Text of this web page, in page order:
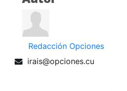
Redacción Opciones
irais@opciones.cu